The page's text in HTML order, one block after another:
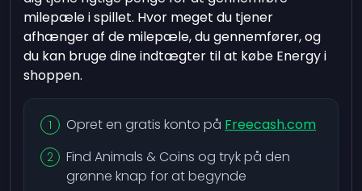
milepæle i spillet. Hvor meget du tjener
afhænger af de milepæle, du gennemfører, og
du kan bruge dine indtægter til at købe Energy i
shoppen.
Opret en gratis konto på Freecash.com
Find Animals & Coins og tryk på den
grønne knap for at begynde